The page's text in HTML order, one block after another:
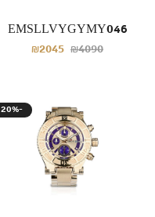
EMSLLVYGYMY046
₪2045 ₪4090
20%-